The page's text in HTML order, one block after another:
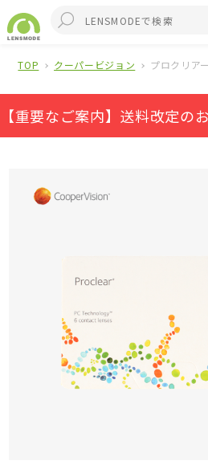
TOP クーパービジョン プロクリアー
【重要なご案内】送料改定の